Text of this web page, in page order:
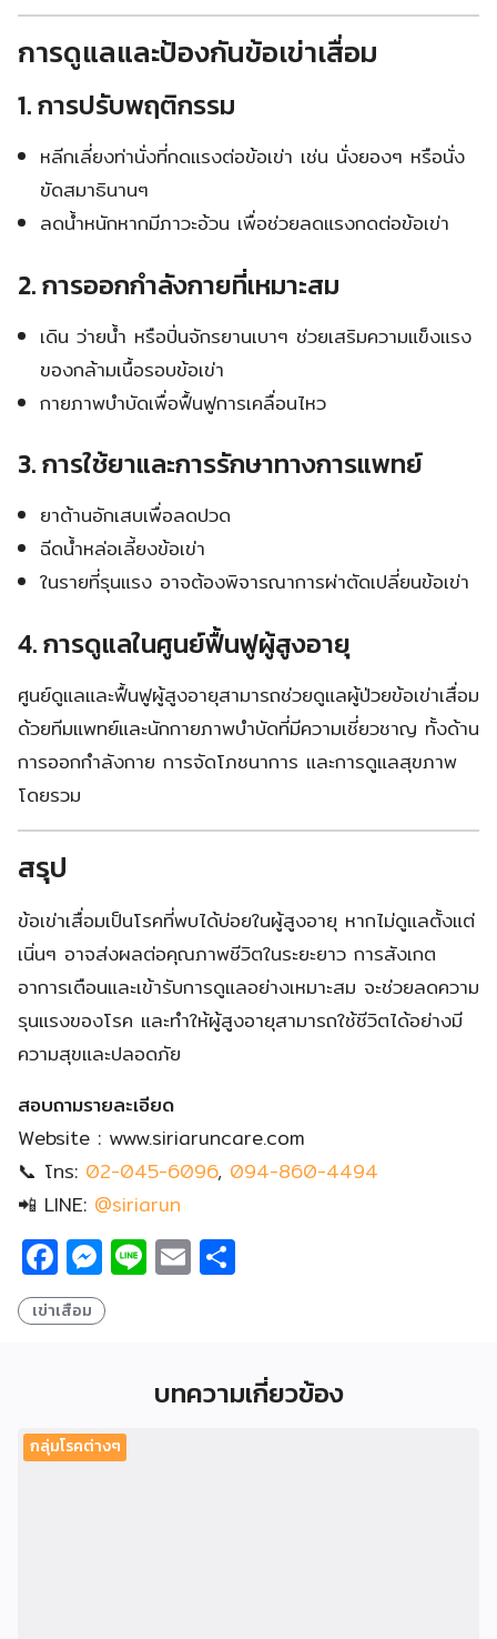
การดูแลและป้องกันข้อเข่าเสื่อม
1.การปรับพฤติกรรม
หลีกเลี่ยงท่านั่งที่กดแรงต่อข้อเข่า เช่น นั่งยองๆ หรือนั่ง
ขัดสมาธินานๆ
ลดน้ำหนักหากมีภาวะอ้วน เพื่อช่วยลดแรงกดต่อข้อเข่า
2.การออกกำลังกายที่เหมาะสม
เดิน ว่ายน้ำ หรือปั่นจักรยานเบาๆ ช่วยเสริมความแข็งแรง
ของกล้ามเนื้อรอบข้อเข่า
กายภาพบำบัดเพื่อฟื้นฟูการเคลื่อนไหว
3.การใช้ยาและการรักษาทางการแพทย์
ยาต้านอักเสบเพื่อลดปวด
ฉีดน้ำหล่อเลี้ยงข้อเข่า
ในรายที่รุนแรง อาจต้องพิจารณาการผ่าตัดเปลี่ยนข้อเข่า
4.การดูแลในศูนย์ฟื้นฟูผู้สูงอายุ
ศูนย์ดูแลและฟื้นฟูผู้สูงอายุสามารถช่วยดูแลผู้ป่วยข้อเข่าเสื่อม
ด้วยทีมแพทย์และนักกายภาพบำบัดที่มีความเชี่ยวชาญ ทั้งด้าน
การออกกำลังกาย การจัดโภชนาการ และการดูแลสุขภาพ
โดยรวม
สรุป
ข้อเข่าเสื่อมเป็นโรคที่พบได้บ่อยในผู้สูงอายุ หากไม่ดูแลตั้งแต่
เนิ่นๆ อาจส่งผลต่อคุณภาพชีวิตในระยะยาว การสังเกต
อาการเตือนและเข้ารับการดูแลอย่างเหมาะสม จะช่วยลดความ
รุนแรงของโรค และทำให้ผู้สูงอายุสามารถใช้ชีวิตได้อย่างมี
ความสุขและปลอดภัย
สอบถามรายละเอียด
Website : www.siriaruncare.com
📞 โทร: 02-045-6096, 094-860-4494
📲 LINE: @siriarun
Facebook
Messenger
LineEmail
เข่าเสือม
บทความเกี่ยวข้อง
กลุ่มโรคต่างๆ